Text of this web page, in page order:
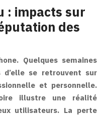
: impacts sur
des
Quelques semaines
se retrouvent sur
et personnelle.
illustre une réalité
utilisateurs. La perte